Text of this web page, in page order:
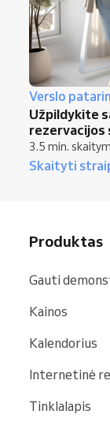
Verslo
Užpildykite
rezervacijos
3.5 min.
Skaityti
Produktas
Gauti
Kainos
Kalendorius
Internetinė
Tinklalapis